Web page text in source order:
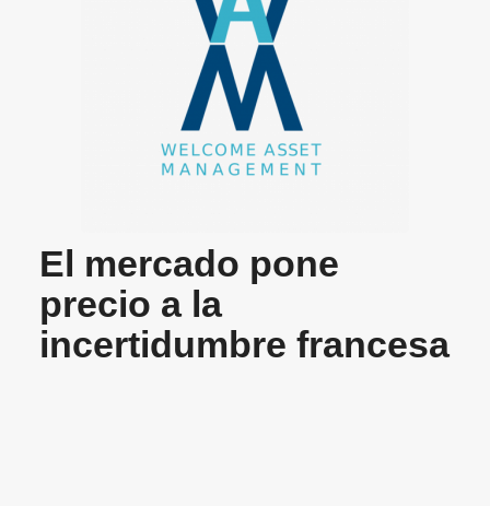
El mercado pone
precio a la
incertidumbre francesa